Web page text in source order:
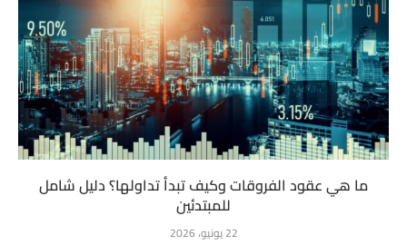
ما هي عقود الفروقات وكيف تبدأ تداولها؟ دليل شامل
للمبتدئين
22 يونيو، 2026